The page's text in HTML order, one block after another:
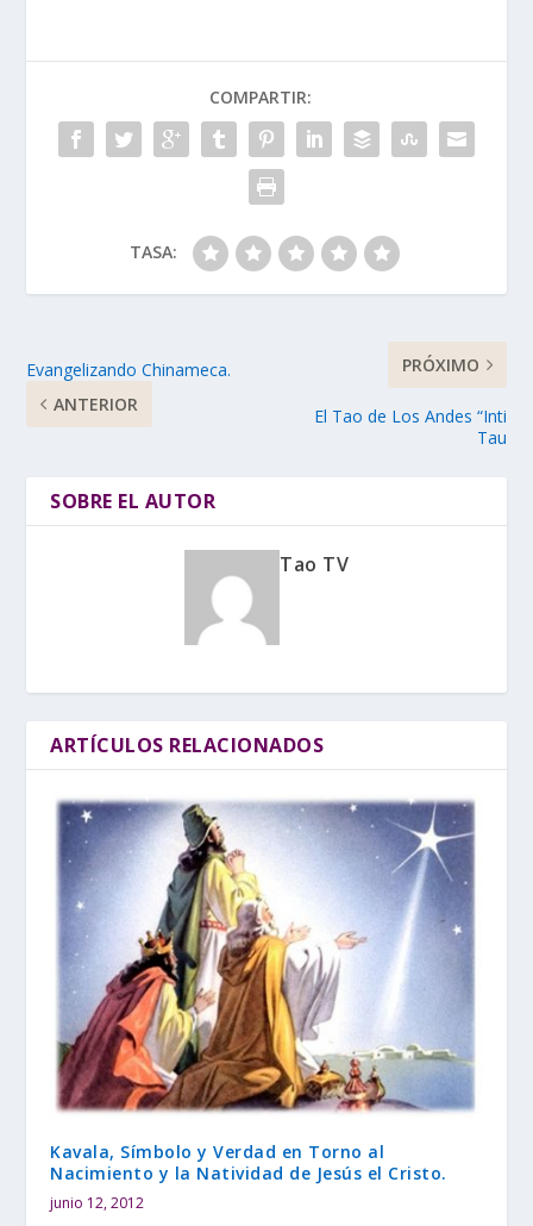
COMPARTIR:
TASA:
Evangelizando Chinameca.
ANTERIOR
PRÓXIMO
El Tao de Los Andes “Inti
Tau
SOBRE EL AUTOR
Tao TV
ARTÍCULOS RELACIONADOS
Kavala, Símbolo y Verdad en Torno al
Nacimiento y la Natividad de Jesús el Cristo.
junio 12, 2012